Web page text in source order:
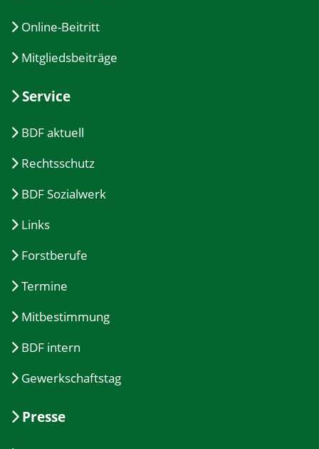
Online-Beitritt
Mitgliedsbeiträge
Service
BDF aktuell
Rechtsschutz
BDF Sozialwerk
Links
Forstberufe
Termine
Mitbestimmung
BDF intern
Gewerkschaftstag
Presse